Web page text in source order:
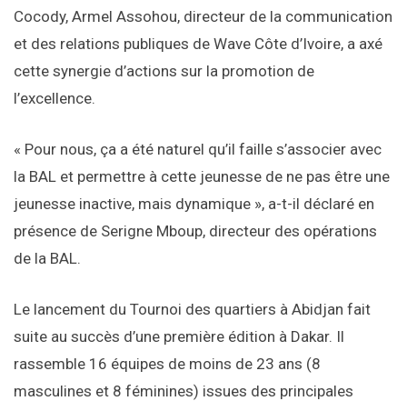
Cocody, Armel Assohou, directeur de la communication
et des relations publiques de Wave Côte d’Ivoire, a axé
cette synergie d’actions sur la promotion de
l’excellence.
« Pour nous, ça a été naturel qu’il faille s’associer avec
la BAL et permettre à cette jeunesse de ne pas être une
jeunesse inactive, mais dynamique », a-t-il déclaré en
présence de Serigne Mboup, directeur des opérations
de la BAL.
Le lancement du Tournoi des quartiers à Abidjan fait
suite au succès d’une première édition à Dakar. Il
rassemble 16 équipes de moins de 23 ans (8
masculines et 8 féminines) issues des principales